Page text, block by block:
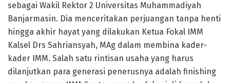
sebagai Wakil Rektor 2 Universitas Muhammadiyah
Banjarmasin. Dia menceritakan perjuangan tanpa henti
hingga akhir hayat yang dilakukan Ketua Fokal IMM
Kalsel Drs Sahriansyah, MAg dalam membina kader-
kader IMM. Salah satu rintisan usaha yang harus
dilanjutkan para generasi penerusnya adalah finishing